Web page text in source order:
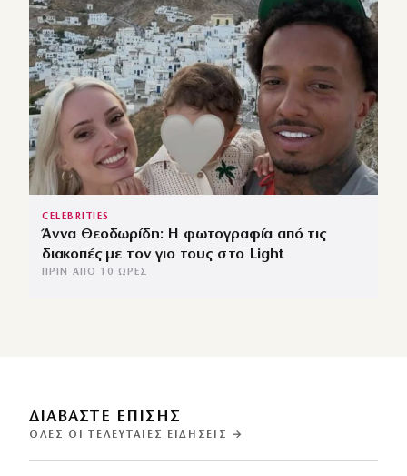
CELEBRITIES
Άννα Θεοδωρίδη: Η φωτογραφία από τις
διακοπές με τον γιο τους στο Light
ΠΡΙΝ ΑΠΌ 10 ΏΡΕΣ
ΔΙΑΒΑΣΤΕ ΕΠΙΣΗΣ
ΌΛΕΣ ΟΙ ΤΕΛΕΥΤΑΊΕΣ ΕΙΔΉΣΕΙΣ →